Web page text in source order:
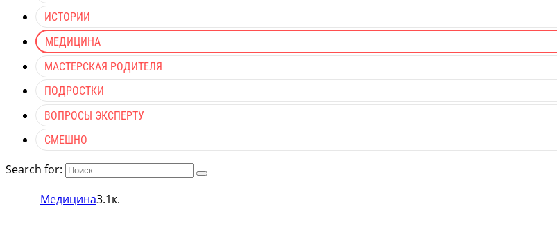
ИСТОРИИ
МЕДИЦИНА
МАСТЕРСКАЯ РОДИТЕЛЯ
ПОДРОСТКИ
ВОПРОСЫ ЭКСПЕРТУ
СМЕШНО
Search for:
Медицина3.1к.